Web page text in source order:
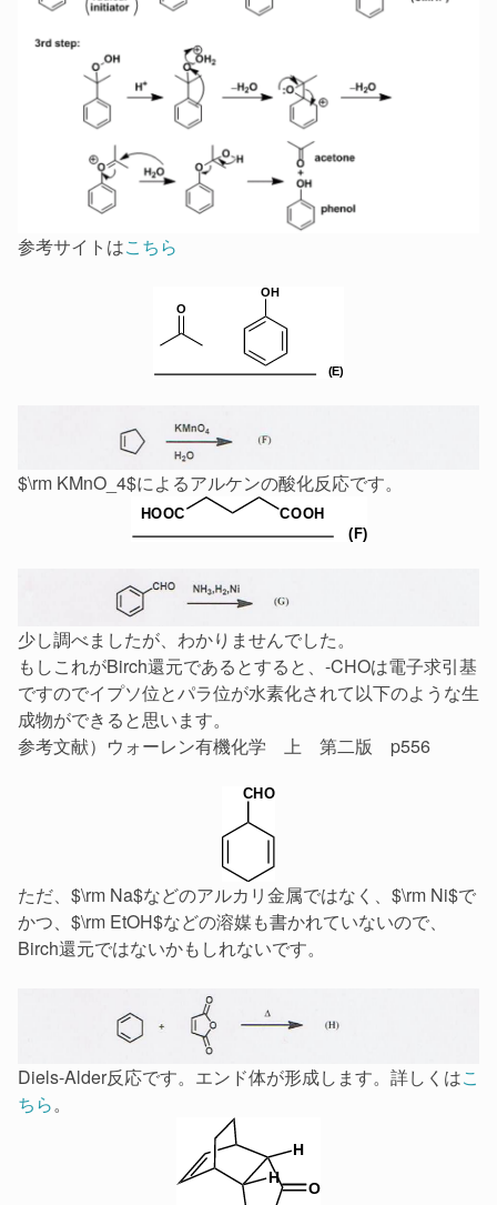
参考サイトはこちら
$\rm KMnO_4$によるアルケンの酸化反応です。
少し調べましたが、わかりませんでした。
もしこれがBirch還元であるとすると、-CHOは電子求引基
ですのでイプソ位とパラ位が水素化されて以下のような生
成物ができると思います。
参考文献）ウォーレン有機化学 上 第二版 p556
ただ、$\rm Na$などのアルカリ金属ではなく、$\rm Ni$で
かつ、$\rm EtOH$などの溶媒も書かれていないので、
Birch還元ではないかもしれないです。
Diels-Alder反応です。エンド体が形成します。詳しくはこ
ちら。